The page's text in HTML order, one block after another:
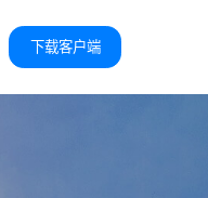
下载客户端